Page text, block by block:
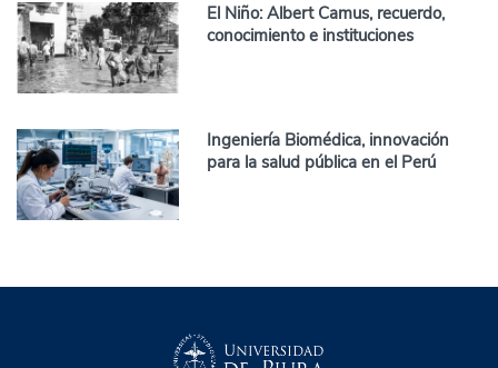
El Niño: Albert Camus, recuerdo,
conocimiento e instituciones
Ingeniería Biomédica, innovación
para la salud pública en el Perú